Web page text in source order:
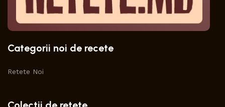
Categorii noi de recete
Retete Noi